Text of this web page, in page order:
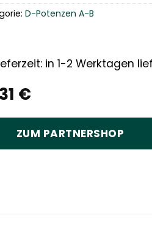
€
in 1-2 Werktagen
ZUM PARTNERSHOP
D-Potenzen A-B